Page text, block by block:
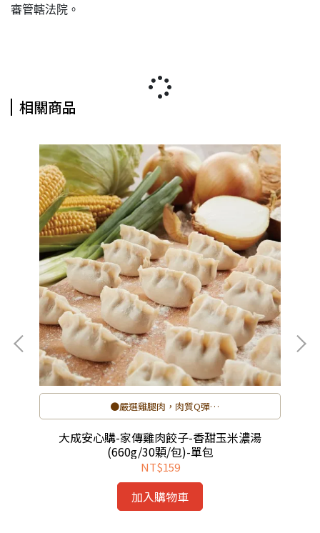
審管轄法院。
相關商品
●嚴選雞腿肉，肉質Q彈
●高成本用料，非現成便宜絞肉混充，絕無添加防腐
劑
●堅持手工捏花，內餡黃金比例，不用沾醬即美味十
足
大成安心購-家傳雞肉餃子-香甜玉米濃湯
(660g/30顆/包)-單包
NT$159
加入購物車